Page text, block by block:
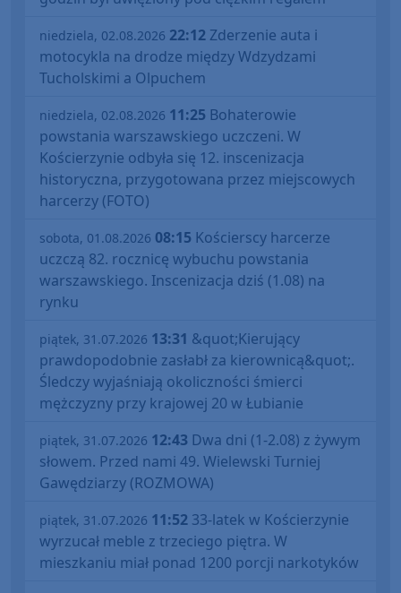
niedziela, 02.08.2026 22:12 Zderzenie auta i
motocykla na drodze między Wdzydzami
Tucholskimi a Olpuchem
niedziela, 02.08.2026 11:25 Bohaterowie
powstania warszawskiego uczczeni. W
Kościerzynie odbyła się 12. inscenizacja
historyczna, przygotowana przez miejscowych
harcerzy (FOTO)
sobota, 01.08.2026 08:15 Kościerscy harcerze
uczczą 82. rocznicę wybuchu powstania
warszawskiego. Inscenizacja dziś (1.08) na
rynku
piątek, 31.07.2026 13:31 &quot;Kierujący
prawdopodobnie zasłabł za kierownicą&quot;.
Śledczy wyjaśniają okoliczności śmierci
mężczyzny przy krajowej 20 w Łubianie
piątek, 31.07.2026 12:43 Dwa dni (1-2.08) z żywym
słowem. Przed nami 49. Wielewski Turniej
Gawędziarzy (ROZMOWA)
piątek, 31.07.2026 11:52 33-latek w Kościerzynie
wyrzucał meble z trzeciego piętra. W
mieszkaniu miał ponad 1200 porcji narkotyków